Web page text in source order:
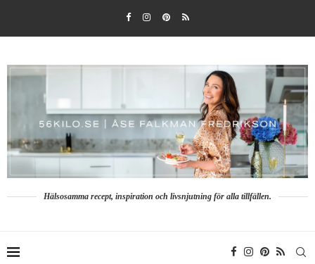
Hälsosamma recept, inspiration och livsnjutning för alla tillfällen.